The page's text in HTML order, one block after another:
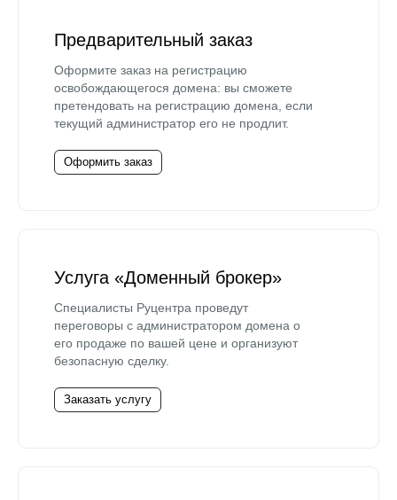
Предварительный заказ
Оформите заказ на регистрацию
освобождающегося домена: вы сможете
претендовать на регистрацию домена, если
текущий администратор его не продлит.
Оформить заказ
Услуга «Доменный брокер»
Специалисты Руцентра проведут
переговоры с администратором домена о
его продаже по вашей цене и организуют
безопасную сделку.
Заказать услугу